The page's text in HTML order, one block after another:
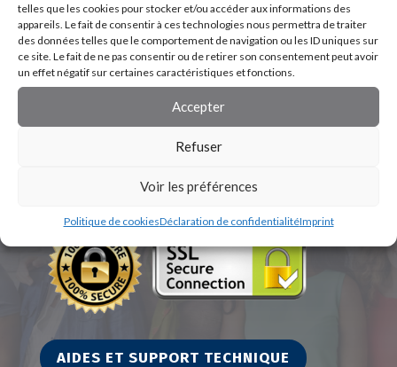
telles que les cookies pour stocker et/ou accéder aux informations des
appareils. Le fait de consentir à ces technologies nous permettra de traiter
des données telles que le comportement de navigation ou les ID uniques sur
ce site. Le fait de ne pas consentir ou de retirer son consentement peut avoir
un effet négatif sur certaines caractéristiques et fonctions.
Accepter
Refuser
Voir les préférences
Politique de cookiesDéclaration de confidentialitéImprint
AIDES ET SUPPORT TECHNIQUE